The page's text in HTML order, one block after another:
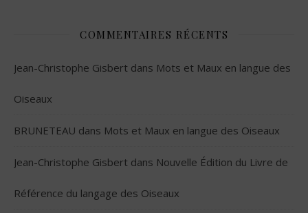
COMMENTAIRES RÉCENTS
Jean-Christophe Gisbert dans Mots et Maux en langue des
Oiseaux
BRUNETEAU dans Mots et Maux en langue des Oiseaux
Jean-Christophe Gisbert dans Nouvelle Édition du Livre de
Référence du langage des Oiseaux